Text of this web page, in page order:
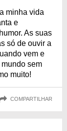
minha vida
e
As suas
só de ouvir a
vem e
sem
muito!
COMPARTILHAR